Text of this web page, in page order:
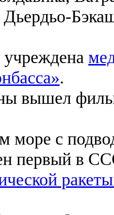
учреждена
.
вышел
море с
первый в